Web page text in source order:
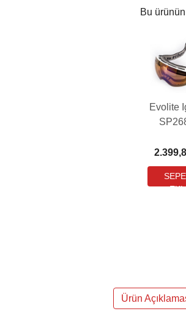
Bu
Evolite
Ürün